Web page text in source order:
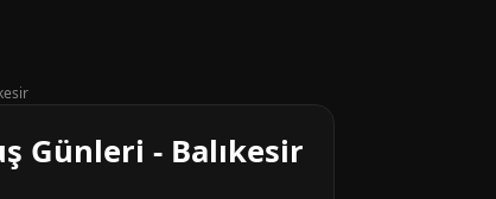
Günleri - Balıkesir